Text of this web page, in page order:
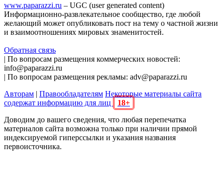
www.paparazzi.ru – UGC (user generated content)
Информационно-развлекательное сообщество, где любой
желающий может опубликовать пост на тему о частной жизни
и взаимоотношениях мировых знаменитостей.
Обратная связь
| По вопросам размещения коммерческих новостей:
info@paparazzi.ru
| По вопросам размещения рекламы: adv@paparazzi.ru
Авторам | Правообладателям Некоторые материалы сайта
содержат информацию для лиц
18+
Доводим до вашего сведения, что любая перепечатка
материалов сайта возможна только при наличии прямой
индексируемой гиперссылки и указания названия
первоисточника.